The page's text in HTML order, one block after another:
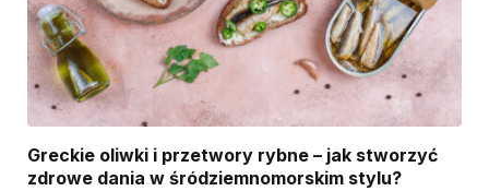
Greckie oliwki i przetwory rybne – jak stworzyć
zdrowe dania w śródziemnomorskim stylu?